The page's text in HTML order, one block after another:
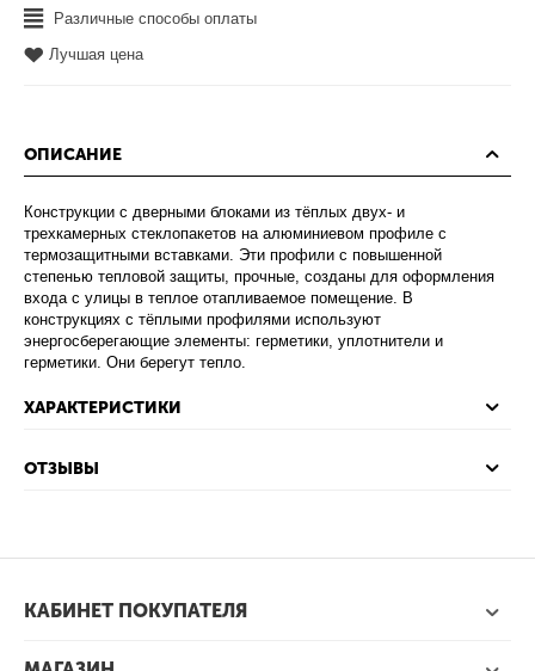
Различные способы оплаты
Лучшая цена
ОПИСАНИЕ
Конструкции с дверными блоками из тёплых двух- и
трехкамерных стеклопакетов на алюминиевом профиле с
термозащитными вставками. Эти профили с повышенной
степенью тепловой защиты, прочные, созданы для оформления
входа с улицы в теплое отапливаемое помещение. В
конструкциях с тёплыми профилями используют
энергосберегающие элементы: герметики, уплотнители и
герметики. Они берегут тепло.
ХАРАКТЕРИСТИКИ
ОТЗЫВЫ
КАБИНЕТ ПОКУПАТЕЛЯ